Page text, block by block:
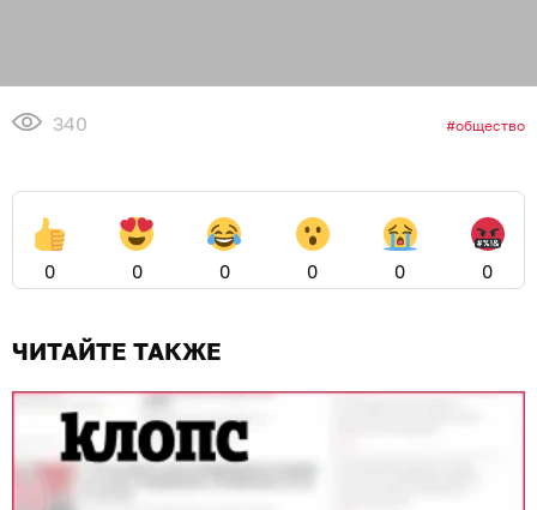
340 общество
0 0 0 0 0 0
ЧИТАЙТЕ ТАКЖЕ